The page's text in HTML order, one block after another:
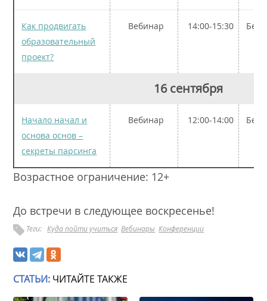
Как продвигать
образовательный
проект?
Вебинар 14:00-15:30
16 сентября
Начало начал и
основа основ –
секреты парсинга
Вебинар 12:00-14:00
Возрастное ограничение: 12+
До встречи в следующее воскресенье!
Теги: Куда пойти учиться Вебинары Конференции
СТАТЬИ: ЧИТАЙТЕ ТАКЖЕ